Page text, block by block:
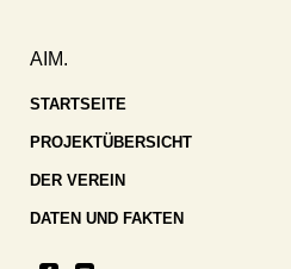
AIM.
STARTSEITE
PROJEKTÜBERSICHT
DER VEREIN
DATEN UND FAKTEN